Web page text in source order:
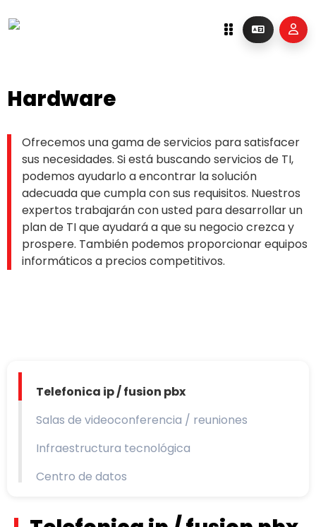
Hardware
Ofrecemos una gama de servicios para satisfacer
sus necesidades. Si está buscando servicios de TI,
podemos ayudarlo a encontrar la solución
adecuada que cumpla con sus requisitos. Nuestros
expertos trabajarán con usted para desarrollar un
plan de TI que ayudará a que su negocio crezca y
prospere. También podemos proporcionar equipos
informáticos a precios competitivos.
Telefonica ip / fusion pbx
Salas de videoconferencia / reuniones
Infraestructura tecnológica
Centro de datos